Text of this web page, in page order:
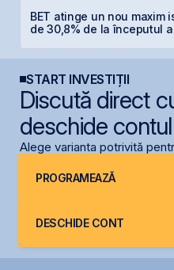
BET atinge un nou maxim
de 30,8% de la începutul
START INVESTIȚII
Discută direct
deschide contul
Alege varianta potrivită
PROGRAMEAZĂ
DESCHIDE CONT